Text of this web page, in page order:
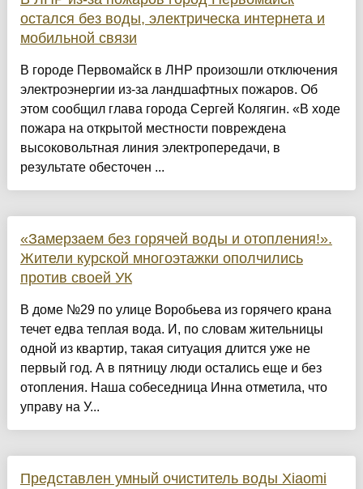
остался без воды, электрическа интернета и
мобильной связи
В городе Первомайск в ЛНР произошли отключения
электроэнергии из-за ландшафтных пожаров. Об
этом сообщил глава города Сергей Колягин. «В ходе
пожара на открытой местности повреждена
высоковольтная линия электропередачи, в
результате обесточен ...
«Замерзаем без горячей воды и отопления!».
Жители курской многоэтажки ополчились
против своей УК
В доме №29 по улице Воробьева из горячего крана
течет едва теплая вода. И, по словам жительницы
одной из квартир, такая ситуация длится уже не
первый год. А в пятницу люди остались еще и без
отопления. Наша собеседница Инна отметила, что
управу на У...
Представлен умный очиститель воды Xiaomi